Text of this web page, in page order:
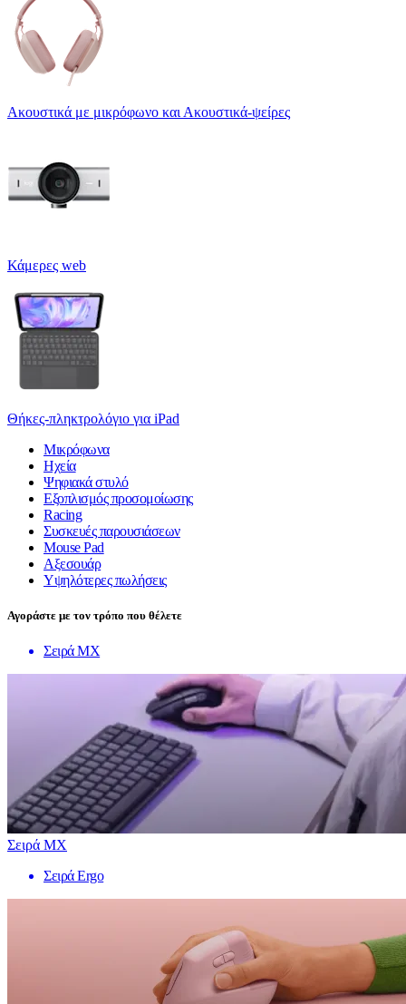
Ακουστικά με μικρόφωνο και Ακουστικά-ψείρες
Κάμερες web
Θήκες-πληκτρολόγιο για iPad
Μικρόφωνα
Ηχεία
Ψηφιακά στυλό
Εξοπλισμός προσομοίωσης
Racing
Συσκευές παρουσιάσεων
Mouse Pad
Αξεσουάρ
Υψηλότερες πωλήσεις
Αγοράστε με τον τρόπο που θέλετε
Σειρά MX
Σειρά MX
Σειρά Ergo